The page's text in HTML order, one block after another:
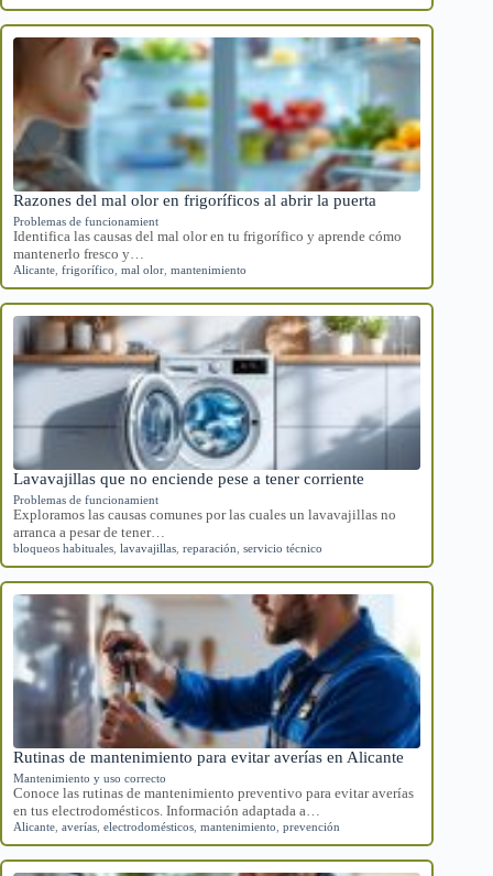
Razones del mal olor en frigoríficos al abrir la puerta
Problemas de funcionamient
Identifica las causas del mal olor en tu frigorífico y aprende cómo
mantenerlo fresco y…
Alicante frigorífico mal olor mantenimiento
Lavavajillas que no enciende pese a tener corriente
Problemas de funcionamient
Exploramos las causas comunes por las cuales un lavavajillas no
arranca a pesar de tener…
bloqueos habituales lavavajillas reparación servicio técnico
Rutinas de mantenimiento para evitar averías en Alicante
Mantenimiento y uso correcto
Conoce las rutinas de mantenimiento preventivo para evitar averías
en tus electrodomésticos. Información adaptada a…
Alicante averías electrodomésticos mantenimiento prevención